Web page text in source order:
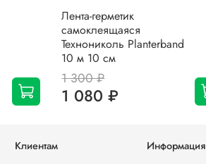
Лента-герметик
самоклеящаяся
Технониколь Planterband
10 м 10 см
1 300 ₽
1 080 ₽
Клиентам
Информация